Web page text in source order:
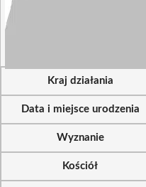
Kraj działania
Data i miejsce urodzenia
Wyznanie
Kościół